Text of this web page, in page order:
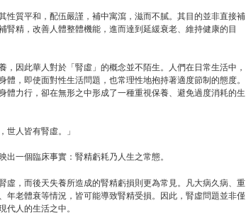
性質平和，配伍嚴謹，補中寓瀉，滋而不膩。其目的並非直接補
腎精，改善人體整體機能，進而達到延緩衰老、維持健康的目
，因此華人對於「腎虛」的概念並不陌生。人們在日常生活中，
體，即使面對性生活問題，也常理性地抱持著適度節制的態度。
體力行，卻在無形之中形成了一種重視保養、避免過度消耗的生
世人皆有腎虛。」
出一個臨床事實：腎精虧耗乃人生之常態。
虛，而後天失養所造成的腎精虧損則更為常見。凡大病久病、重
年老體衰等情況，皆可能導致腎精受損。因此，腎虛問題並非僅
代人的生活之中。